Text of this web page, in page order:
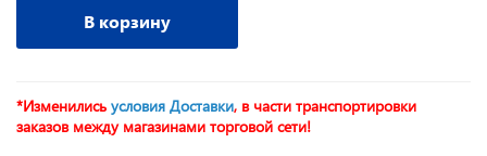
В корзину
*Изменились условия Доставки, в части транспортировки
заказов между магазинами торговой сети!